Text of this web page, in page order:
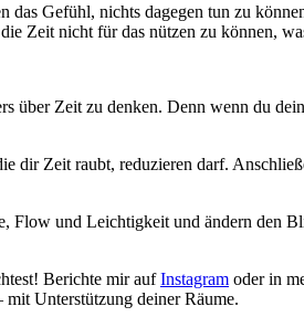
das Gefühl, nichts dagegen tun zu
Zeit nicht für das nützen zu können,
über Zeit zu denken. Denn wenn du
Zeit raubt, reduzieren darf.
Flow und Leichtigkeit und ändern den
Berichte mir aufInstagram oder in
Unterstützung deiner Räume.